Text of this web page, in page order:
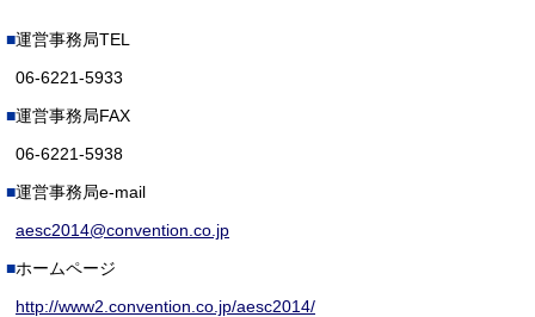
運営事務局TEL
06-6221-5933
運営事務局FAX
06-6221-5938
運営事務局e-mail
aesc2014@convention.co.jp
ホームページ
http://www2.convention.co.jp/aesc2014/